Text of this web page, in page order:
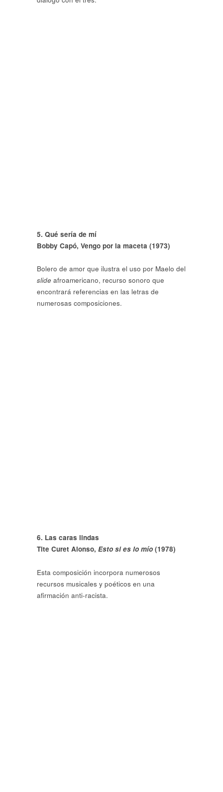
5. Qué sería de mí
Bobby Capó, Vengo por la maceta (1973)
Bolero de amor que ilustra el uso por Maelo del
slide afroamericano, recurso sonoro que
encontrará referencias en las letras de
numerosas composiciones.
6. Las caras lindas
Tite Curet Alonso, Esto si es lo mío (1978)
Esta composición incorpora numerosos
recursos musicales y poéticos en una
afirmación anti-racista.